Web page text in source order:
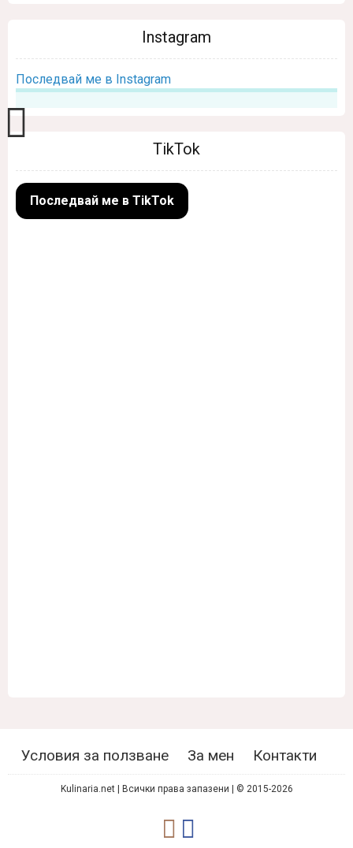
Instagram
Последвай ме в Instagram
TikTok
Последвай ме в TikTok
Условия за ползване За мен Контакти
Kulinaria.net | Всички права запазени | © 2015-2026